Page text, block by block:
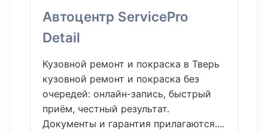
Автоцентр ServicePro
Detail
Кузовной ремонт и покраска в Тверь
кузовной ремонт и покраска без
очередей: онлайн-запись, быстрый
приём, честный результат.
Документы и гарантия прилагаются....